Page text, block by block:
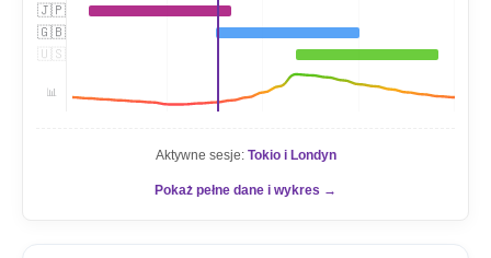
🇯🇵
🇬🇧
🇺🇸
📊
Aktywne sesje: Tokio i Londyn
Pokaż pełne dane i wykres →